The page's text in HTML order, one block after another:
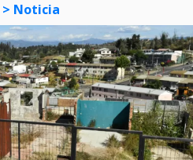
> Noticia